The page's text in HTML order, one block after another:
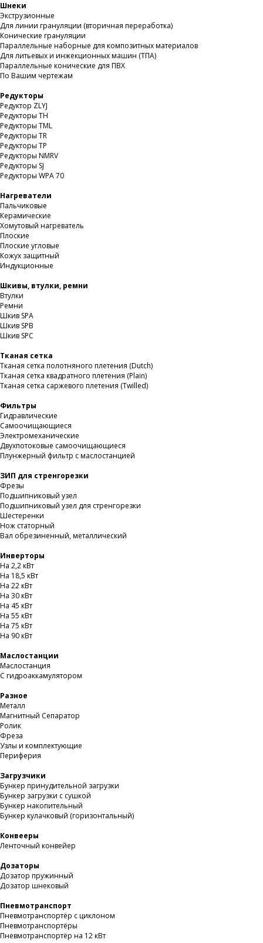
Шнеки
Экструзионные
Для линии грануляции (вторичная переработка)
Конические грануляции
Параллельные наборные для композитных материалов
Для литьевых и инжекционных машин (ТПА)
Параллельные конические для ПВХ
По Вашим чертежам
Редукторы
Редуктор ZLYJ
Редукторы TH
Редукторы TML
Редукторы TR
Редукторы TP
Редукторы NMRV
Редукторы SJ
Редукторы WPA 70
Нагреватели
Пальчиковые
Керамические
Хомутовый нагреватель
Плоские
Плоские угловые
Кожух защитный
Индукционные
Шкивы, втулки, ремни
Втулки
Ремни
Шкив SPA
Шкив SPB
Шкив SPC
Тканая сетка
Тканая сетка полотняного плетения (Dutch)
Тканая сетка квадратного плетения (Plain)
Тканая сетка саржевого плетения (Twilled)
Фильтры
Гидравлические
Самоочищающиеся
Электромеханические
Двухпотоковые самоочищающиеся
Плунжерный фильтр с маслостанцией
ЗИП для стренгорезки
Фрезы
Подшипниковый узел
Подшипниковый узел для стренгорезки
Шестеренки
Нож статорный
Вал обрезиненный, металлический
Инверторы
На 2,2 кВт
На 18,5 кВт
На 22 кВт
На 30 кВт
На 45 кВт
На 55 кВт
На 75 кВт
На 90 кВт
Маслостанции
Маслостанция
С гидроаккамулятором
Разное
Металл
Магнитный Сепаратор
Ролик
Фреза
Узлы и комплектующие
Периферия
Загрузчики
Бункер принудительной загрузки
Бункер загрузки с сушкой
Бункер накопительный
Бункер кулачковый (горизонтальный)
Конвееры
Ленточный конвейер
Дозаторы
Дозатор пружинный
Дозатор шнековый
Пневмотранспорт
Пневмотранспортёр с циклоном
Пневмотранспортёры
Пневмотранспортёр на 12 кВт